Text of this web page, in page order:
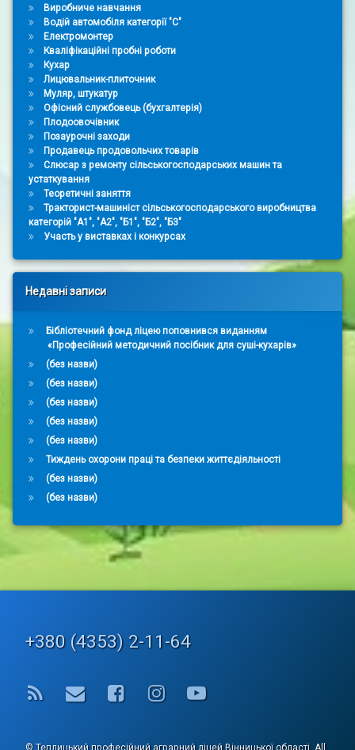
Виробниче навчання
Водій автомобіля категорії "С"
Електромонтер
Кваліфікаційні пробні роботи
Кухар
Лицювальник-плиточник
Муляр, штукатур
Офісний службовець (бухгалтерія)
Плодоовочівник
Позаурочні заходи
Продавець продовольчих товарів
Слюсар з ремонту сільськогосподарських машин та
устаткування
Теоретичні заняття
Тракторист-машиніст сільськогосподарського виробництва
категорій "А1", "А2", "Б1", "Б2", "Б3"
Участь у виставках і конкурсах
Недавні записи
Бібліотечний фонд ліцею поповнився виданням
«Професійний методичний посібник для суші-кухарів»
(без назви)
(без назви)
(без назви)
(без назви)
(без назви)
Тиждень охорони праці та безпеки життєдіяльності
(без назви)
(без назви)
Tel:
+380 (4353) 2-11-64
RSS E-mailFacebook
Instagram
YouTube
© Теплицький професійний аграрний ліцей Вінницької області. All